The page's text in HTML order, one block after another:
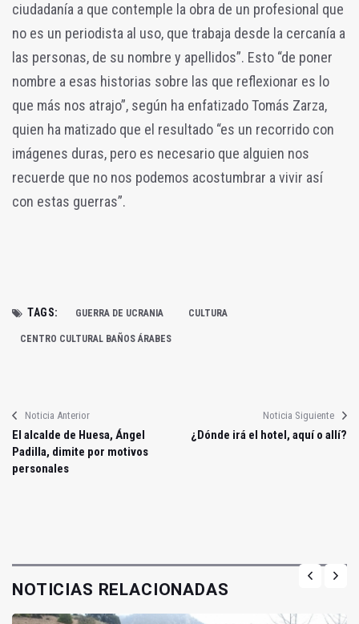
ciudadanía a que contemple la obra de un profesional que
no es un periodista al uso, que trabaja desde la cercanía a
las personas, de su nombre y apellidos”. Esto “de poner
nombre a esas historias sobre las que reflexionar es lo
que más nos atrajo”, según ha enfatizado Tomás Zarza,
quien ha matizado que el resultado “es un recorrido con
imágenes duras, pero es necesario que alguien nos
recuerde que no nos podemos acostumbrar a vivir así
con estas guerras”.
TAGS: GUERRA DE UCRANIA CULTURA
CENTRO CULTURAL BAÑOS ÁRABES
Noticia Anterior
El alcalde de Huesa, Ángel
Padilla, dimite por motivos
personales
Noticia Siguiente
¿Dónde irá el hotel, aquí o allí?
NOTICIAS RELACIONADAS